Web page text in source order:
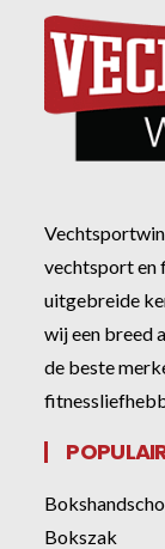
vechtsport en
uitgebreide
wij een breed
de beste
Bokszak